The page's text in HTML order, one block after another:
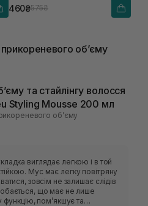
460₴575₴
обʼєму
та стайлінгу волосся
Styling Mousse 200 мл
обʼєму
виглядає легкою і в той
Мус має легку повітряну
зовсім не залишає слідів
що має не лише
функцію, помʼякшує та